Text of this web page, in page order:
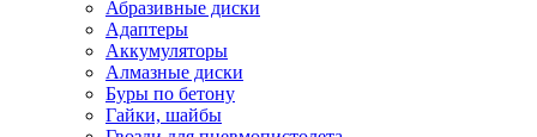
Абразивные диски
Адаптеры
Аккумуляторы
Алмазные диски
Буры по бетону
Гайки, шайбы